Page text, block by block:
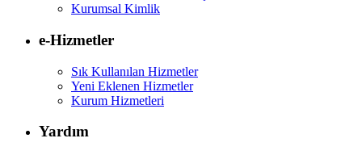
Kurumsal Kimlik
e-Hizmetler
Sık Kullanılan Hizmetler
Yeni Eklenen Hizmetler
Kurum Hizmetleri
Yardım